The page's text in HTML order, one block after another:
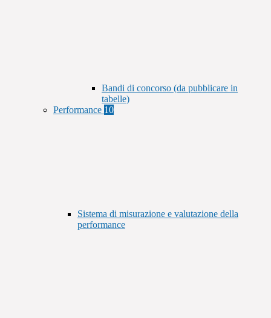
Bandi di concorso (da pubblicare in
tabelle)
Performance 10
Sistema di misurazione e valutazione della
performance